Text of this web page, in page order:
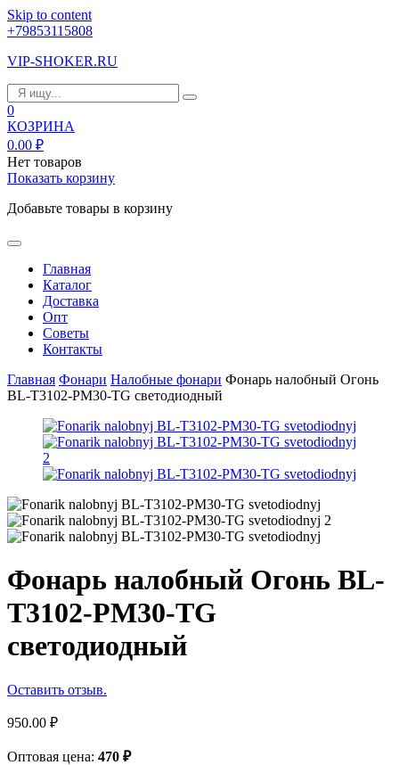
Skip to content
+79853115808
VIP-SHOKER.RU
0
КОЗРИНА
0.00 ₽
Нет товаров
Показать корзину
Добавьте товары в корзину
Главная
Каталог
Доставка
Опт
Советы
Контакты
Главная Фонари Налобные фонари Фонарь налобный Огонь
BL-T3102-PM30-TG светодиодный
Фонарь налобный Огонь BL-
T3102-PM30-TG
светодиодный
Оставить отзыв.
950.00 ₽
Оптовая цена: 470 ₽